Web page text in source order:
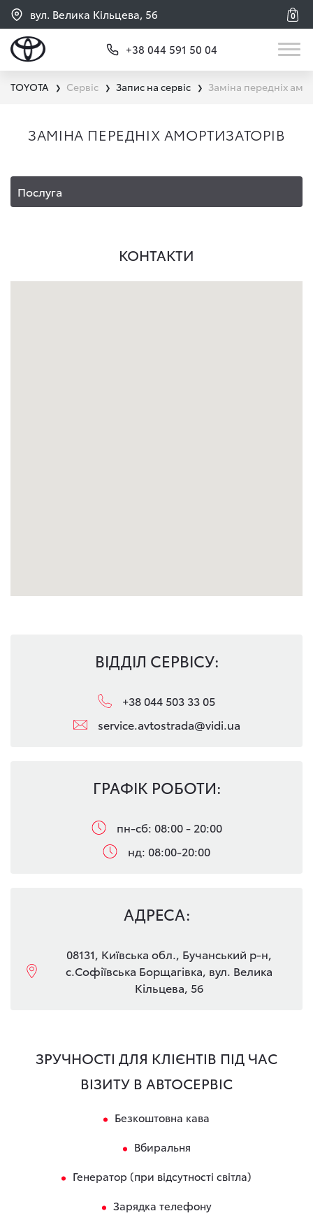
вул. Велика Кільцева, 56 0
+38 044 591 50 04
TOYOTA ❯ Сервіс ❯ Запис на сервіс ❯ Заміна передніх
ЗАМІНА ПЕРЕДНІХ АМОРТИЗАТОРІВ
Послуга
КОНТАКТИ
ВІДДІЛ СЕРВІСУ:
+38 044 503 33 05
service.avtostrada@vidi.ua
ГРАФІК РОБОТИ:
пн-сб: 08:00 - 20:00
нд: 08:00-20:00
АДРЕСА:
08131, Київська обл., Бучанський р-н,
с.Софіївська Борщагівка, вул. Велика
Кільцева, 56
ЗРУЧНОСТІ ДЛЯ КЛІЄНТІВ ПІД ЧАС
ВІЗИТУ В АВТОСЕРВІС
Безкоштовна кава
Вбиральня
Генератор (при відсутності світла)
Зарядка телефону